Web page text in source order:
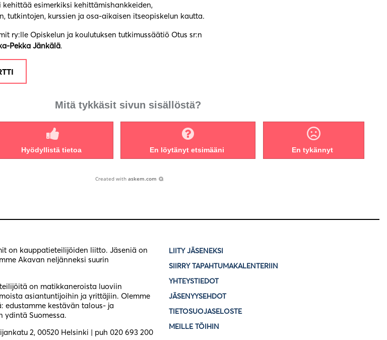
esimerkiksi kehittämishankkeiden,
tutkintojen, kurssien ja osa-aikaisen itseopiskelun kautta.
ry:lle Opiskelun ja koulutuksen tutkimussäätiö Otus sr:n
Pekka Jänkälä.
Mitä tykkäsit sivun sisällöstä?
Hyödyllistä tietoa En löytänyt etsimääni En tykännyt
Created with askem.com
on kauppatieteilijöiden liitto. Jäseniä on
Akavan neljänneksi suurin
on matikkaneroista luoviin
asiantuntijoihin ja yrittäjiin. Olemme
edustamme kestävän talous- ja
ydintä Suomessa.
2, 00520 Helsinki | puh 020 693 200
LIITY JÄSENEKSI
SIIRRY TAPAHTUMAKALENTERIIN
YHTEYSTIEDOT
JÄSENYYSEHDOT
TIETOSUOJASELOSTE
MEILLE TÖIHIN